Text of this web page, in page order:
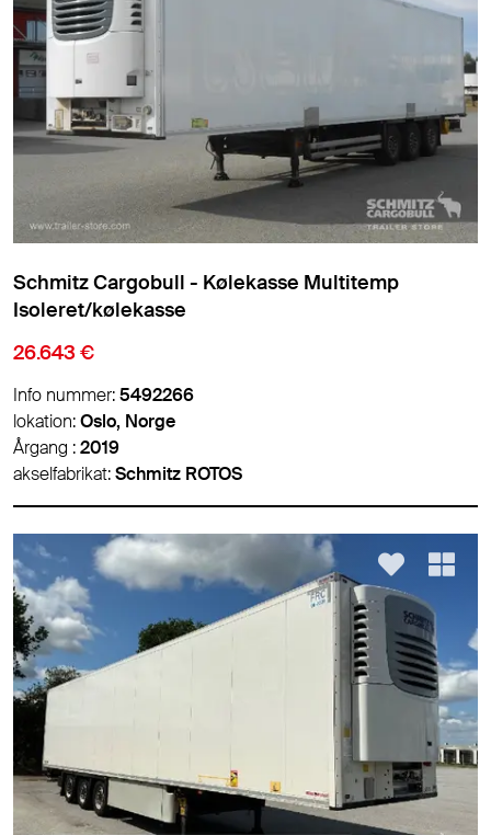
Schmitz Cargobull - Kølekasse Multitemp
Isoleret/kølekasse
26.643 €
Info nummer:5492266
lokation:Oslo, Norge
Årgang :2019
akselfabrikat:Schmitz ROTOS